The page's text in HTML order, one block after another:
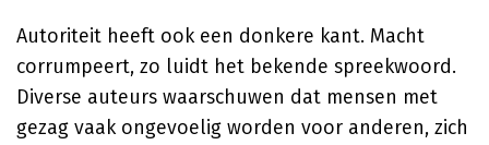
Autoriteit heeft ook een donkere kant. Macht
corrumpeert, zo luidt het bekende spreekwoord.
Diverse auteurs waarschuwen dat mensen met
gezag vaak ongevoelig worden voor anderen, zich